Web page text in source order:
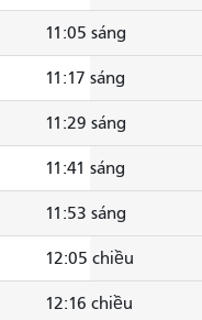
11:05 sáng
11:17 sáng
11:29 sáng
11:41 sáng
11:53 sáng
12:05 chiều
12:16 chiều